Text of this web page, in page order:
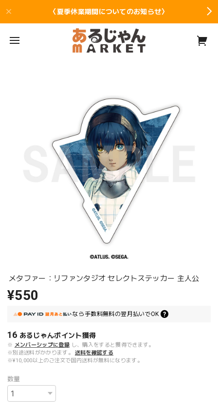
〈夏季休業期間についてのお知らせ〉
メタファー：リファンタジオ セレクトステッカー 主人公
¥550
なら 手数料無料の翌月払いでOK
16 あるじゃんポイント獲得
※ メンバーシップに登録 し、購入をすると獲得できます。
※別途送料がかかります。
送料を確認する
※¥10,000以上のご注文で国内送料が無料になります。
数量